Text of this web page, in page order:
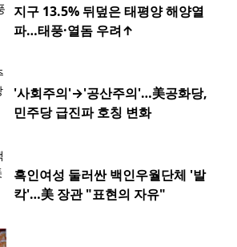
지구 13.5% 뒤덮은 태평양 해양열
파…태풍·열돔 우려↑
'사회주의'→'공산주의'…美공화당,
민주당 급진파 호칭 변화
흑인여성 둘러싼 백인우월단체 '발
칵'…美 장관 "표현의 자유"